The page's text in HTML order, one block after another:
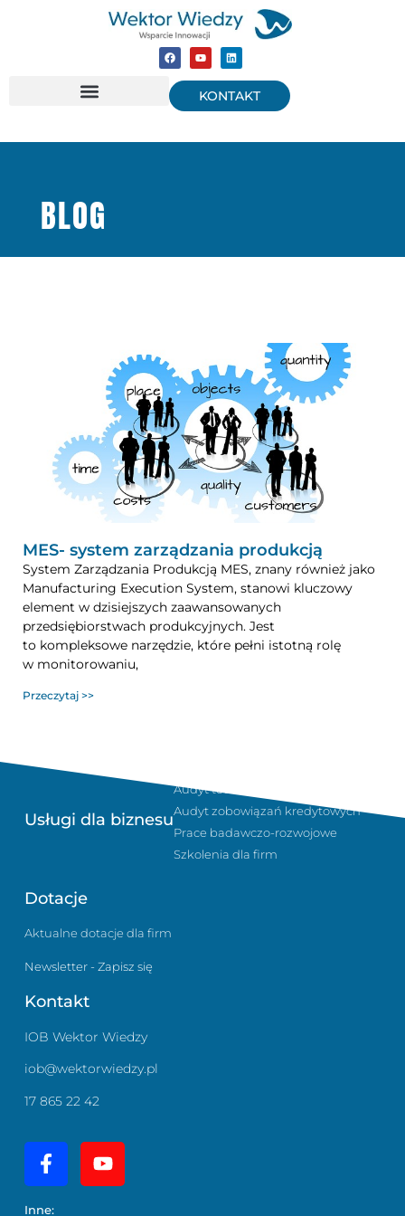
KONTAKT
BLOG
MES- system zarządzania produkcją
System Zarządzania Produkcją MES, znany również jako
Manufacturing Execution System, stanowi kluczowy
element w dzisiejszych zaawansowanych
przedsiębiorstwach produkcyjnych. Jest
to kompleksowe narzędzie, które pełni istotną rolę
w monitorowaniu,
Przeczytaj >>
Usługi dla biznesu
Audyt technologiczny w firmie
Audyt zobowiązań kredytowych
Prace badawczo-rozwojowe
Szkolenia dla firm
Dotacje
Aktualne dotacje dla firm
Newsletter - Zapisz się
Kontakt
IOB Wektor Wiedzy
iob@wektorwiedzy.pl
17 865 22 42
Inne: